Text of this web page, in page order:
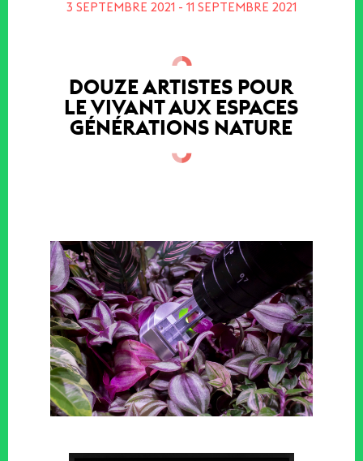
3 SEPTEMBRE 2021 - 11 SEPTEMBRE 2021
DOUZE ARTISTES POUR
LE VIVANT AUX ESPACES
GÉNÉRATIONS NATURE